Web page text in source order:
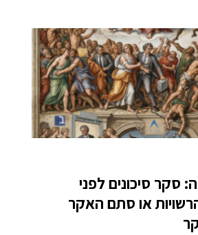
סקר סיכונים לפני
או סתם האקר